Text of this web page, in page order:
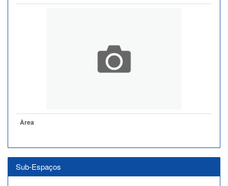
Àrea
Sub-Espaços